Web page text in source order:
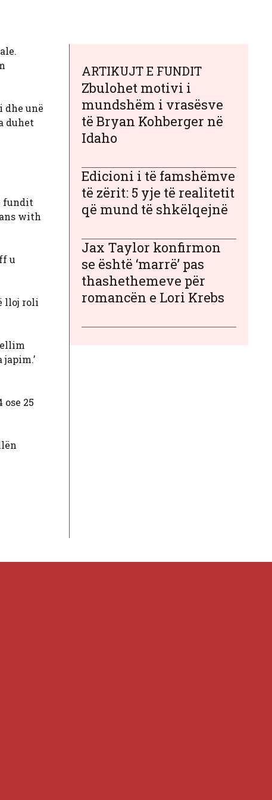
dhe unë
duhet
fundit
with
u
lloj roli
25
ARTIKUJT E FUNDIT
Zbulohet motivi i
mundshëm i vrasësve
të Bryan Kohberger në
Idaho
Edicioni i të famshëmve
të zërit: 5 yje të realitetit
që mund të shkëlqejnë
Jax Taylor konfirmon
se është ‘marrë’ pas
thashethemeve për
romancën e Lori Krebs